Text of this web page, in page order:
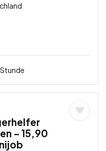
– 15,90